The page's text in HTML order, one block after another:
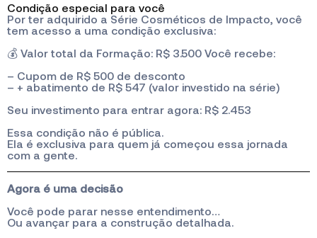
Condição especial para você
Por ter adquirido a Série Cosméticos de Impacto, você
tem acesso a uma condição exclusiva:
💰 Valor total da Formação: R$ 3.500 Você recebe:
– Cupom de R$ 500 de desconto
– + abatimento de R$ 547 (valor investido na série)
Seu investimento para entrar agora: R$ 2.453
Essa condição não é pública.
Ela é exclusiva para quem já começou essa jornada
com a gente.
Agora é uma decisão
Você pode parar nesse entendimento…
Ou avançar para a construção detalhada.